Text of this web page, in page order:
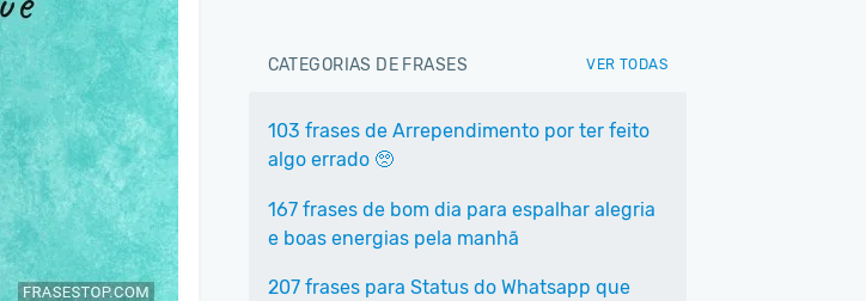
CATEGORIAS DE FRASES VER TODAS
103 frases de Arrependimento por ter feito
algo errado 🥺
167 frases de bom dia para espalhar alegria
e boas energias pela manhã
207 frases para Status do Whatsapp que